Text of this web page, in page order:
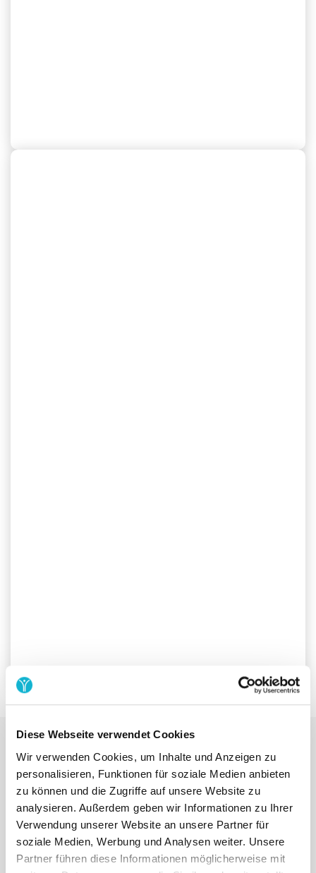
Diese Webseite verwendet Cookies
Wir verwenden Cookies, um Inhalte und Anzeigen zu
personalisieren, Funktionen für soziale Medien anbieten
zu können und die Zugriffe auf unsere Website zu
analysieren. Außerdem geben wir Informationen zu Ihrer
Verwendung unserer Website an unsere Partner für
soziale Medien, Werbung und Analysen weiter. Unsere
Partner führen diese Informationen möglicherweise mit
In dem kostenlosen Demotermin zeigen wir
dir:
✅ Wie du deine Vereinshomepage mit Yolawo aufwerten
kannst.
✅ Beispiele von Vereinen, die Yolawo bereits erfolgreich